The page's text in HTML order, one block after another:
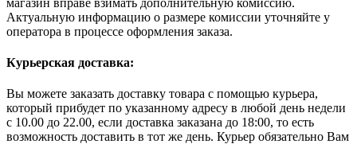
Актуальную информацию о размере комиссии уточняйте у
оператора в процессе оформления заказа.
Курьерская доставка:
Вы можете заказать доставку товара с помощью курьера,
который прибудет по указанному адресу в любой день недели
с 10.00 до 22.00, если доставка заказана до 18:00, то есть
возможность доставить в тот же день. Курьер обязательно Вам